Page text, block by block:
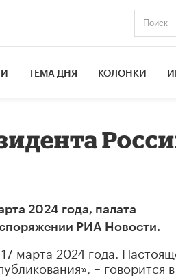
ТЕМА ДНЯ КОЛОНКИ
2024 года, палата
РИА Новости.
марта 2024 года.
– говорится в